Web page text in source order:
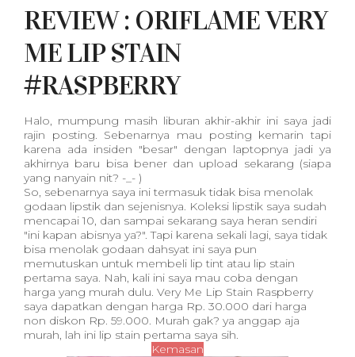
REVIEW : ORIFLAME VERY
ME LIP STAIN
#RASPBERRY
Halo, mumpung masih liburan akhir-akhir ini saya jadi
rajin posting. Sebenarnya mau posting kemarin tapi
karena ada insiden "besar" dengan laptopnya jadi ya
akhirnya baru bisa bener dan upload sekarang (siapa
yang nanyain nit? -_- )
So, sebenarnya saya ini termasuk tidak bisa menolak
godaan lipstik dan sejenisnya. Koleksi lipstik saya sudah
mencapai 10, dan sampai sekarang saya heran sendiri
"ini kapan abisnya ya?". Tapi karena sekali lagi, saya tidak
bisa menolak godaan dahsyat ini saya pun
memutuskan untuk membeli lip tint atau lip stain
pertama saya. Nah, kali ini saya mau coba dengan
harga yang murah dulu. Very Me Lip Stain Raspberry
saya dapatkan dengan harga Rp. 30.000 dari harga
non diskon Rp. 59.000. Murah gak? ya anggap aja
murah, lah ini lip stain pertama saya sih.
Kemasan